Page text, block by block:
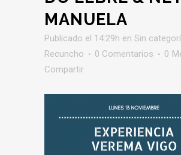
MANUELA
Publicado el 14:29h en Sin
Recuncho
0 Comentarios 0
Compartir